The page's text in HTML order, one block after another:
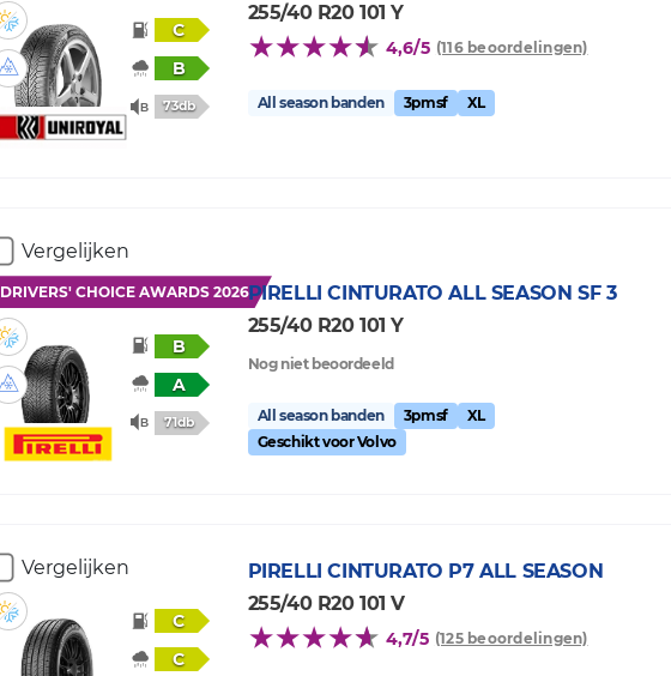
C
B
73db
255/40 R20 101 Y
4,6/5 (116 beoordelingen)
All season banden 3pmsf XL
Vergelijken
DRIVERS' CHOICE AWARDS 2026
B
A
71db
PIRELLI CINTURATO ALL SEASON SF 3
255/40 R20 101 Y
Nog niet beoordeeld
All season banden 3pmsf
XL
Geschikt voor Volvo
Vergelijken
C
C
PIRELLI CINTURATO P7 ALL SEASON
255/40 R20 101 V
4,7/5 (125 beoordelingen)